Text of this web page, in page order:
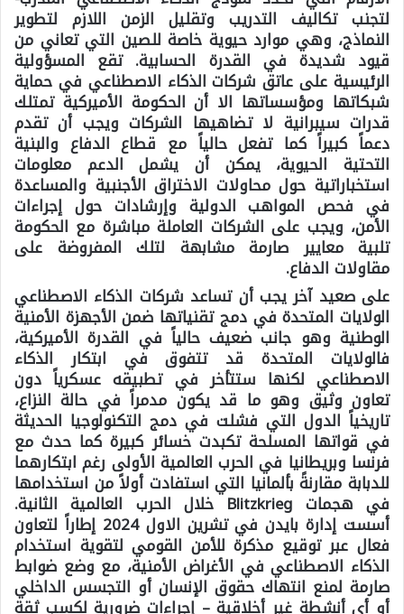
لتجنب تكاليف التدريب وتقليل الزمن اللازم لتطوير
النماذج، وهي موارد حيوية خاصة للصين التي تعاني من
قيود شديدة في القدرة الحسابية. تقع المسؤولية
الرئيسية على عاتق شركات الذكاء الاصطناعي في حماية
شبكاتها ومؤسساتها الا أن الحكومة الأميركية تمتلك
قدرات سيبرانية لا تضاهيها الشركات ويجب أن تقدم
دعماً كبيراً كما تفعل حالياً مع قطاع الدفاع والبنية
التحتية الحيوية، يمكن أن يشمل الدعم معلومات
استخباراتية حول محاولات الاختراق الأجنبية والمساعدة
في فحص المواهب الدولية وإرشادات حول إجراءات
الأمن، ويجب على الشركات العاملة مباشرة مع الحكومة
تلبية معايير صارمة مشابهة لتلك المفروضة على
مقاولات الدفاع.
على صعيد آخر يجب أن تساعد شركات الذكاء الاصطناعي
الولايات المتحدة في دمج تقنياتها ضمن الأجهزة الأمنية
الوطنية وهو جانب ضعيف حالياً في القدرة الأميركية،
فالولايات المتحدة قد تتفوق في ابتكار الذكاء
الاصطناعي لكنها ستتأخر في تطبيقه عسكرياً دون
تعاون وثيق وهو ما قد يكون مدمراً في حالة النزاع،
تاريخياً الدول التي فشلت في دمج التكنولوجيا الحديثة
في قواتها المسلحة تكبدت خسائر كبيرة كما حدث مع
فرنسا وبريطانيا في الحرب العالمية الأولى رغم ابتكارهما
للدبابة مقارنةً بألمانيا التي استفادت أولاً من استخدامها
في هجمات Blitzkrieg خلال الحرب العالمية الثانية.
أسست إدارة بايدن في تشرين الاول 2024 إطاراً لتعاون
فعال عبر توقيع مذكرة للأمن القومي لتقوية استخدام
الذكاء الاصطناعي في الأغراض الأمنية، مع وضع ضوابط
صارمة لمنع انتهاك حقوق الإنسان أو التجسس الداخلي
أو أي أنشطة غير أخلاقية – إجراءات ضرورية لكسب ثقة